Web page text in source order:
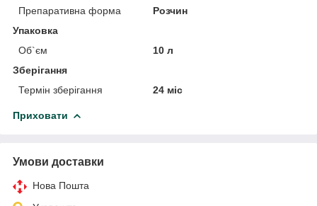
Препаративна форма
Розчин
Упаковка
Об`єм
10 л
Зберігання
Термін зберігання
24 міс
Приховати
Умови доставки
Нова Пошта